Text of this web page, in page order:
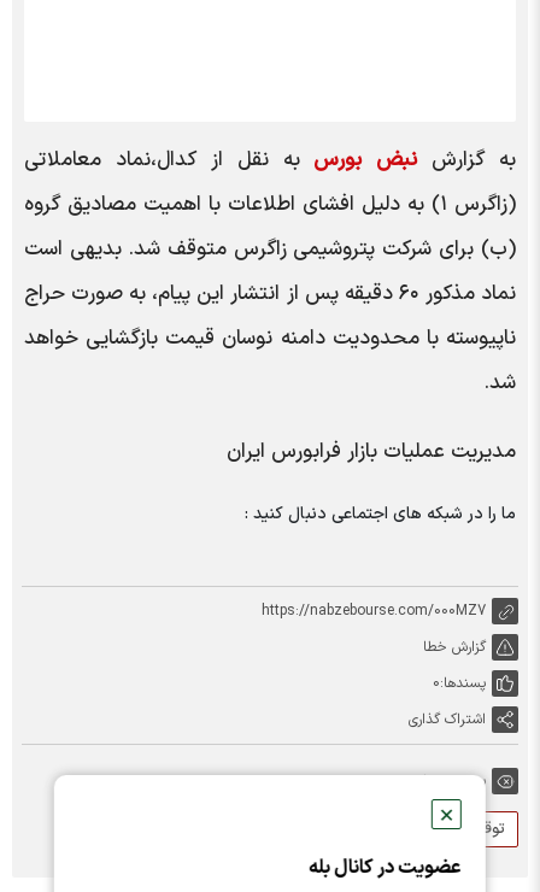
✕
عضویت در کانال بله
به گزارشنبض بورس به نقل از کدال،نماد معاملاتی
(زاگرس ۱) به دلیل افشای اطلاعات با اهمیت مصادیق گروه
(ب) برای شرکت پتروشیمی زاگرس متوقف شد. بدیهی است
نماد مذکور ۶۰ دقیقه پس از انتشار این پیام، به صورت حراج
ناپیوسته با محدودیت دامنه نوسان قیمت بازگشایی خواهد
شد.
مدیریت عملیات بازار فرابورس ایران
ما را در شبکه های اجتماعی دنبال کنید :
https://nabzebourse.com/000MZ7
گزارش خطا
پسندها:0
اشتراک گذاری
برچسب ها:
توقف زاگرس